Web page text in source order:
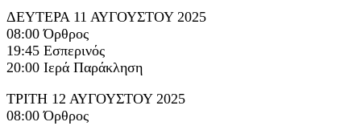
ΔΕΥΤΕΡΑ 11 ΑΥΓΟΥΣΤΟΥ 2025
08:00 Όρθρος
19:45 Εσπερινός
20:00 Ιερά Παράκληση
ΤΡΙΤΗ 12 ΑΥΓΟΥΣΤΟΥ 2025
08:00 Όρθρος